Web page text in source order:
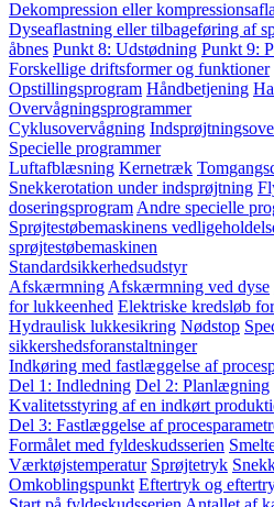
Dekompression eller
Dyseaflastning eller tilbageføring af
åbnes Punkt 8: Udstødning Punkt 9:
Forskellige driftsformer og funktioner
Opstillingsprogram Håndbetjening
Overvågningsprogrammer
Cyklusovervågning
Specielle programmer
Luftafblæsning Kernetræk
Snekkerotation under indsprøjtning
doseringsprogram Andre specielle
Sprøjtestøbemaskinens
sprøjtestøbemaskinen
Standardsikkerhedsudstyr
Afskærmning Afskærmning ved dyse
for lukkeenhed Elektriske kredsløb
Hydraulisk lukkesikring Nødstop
sikkershedsforanstaltninger
Indkøring med fastlæggelse af
Del 1: Indledning Del 2: Planlægning
Kvalitetsstyring af en indkørt
Del 3: Fastlæggelse af
Formålet med fyldeskudsserien
Værktøjstemperatur Sprøjtetryk
Omkoblingspunkt Eftertryk og